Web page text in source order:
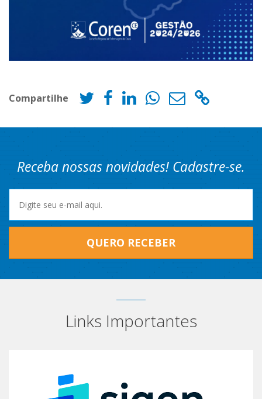
Compartilhe
Receba nossas novidades! Cadastre-se.
QUERO RECEBER
Links Importantes